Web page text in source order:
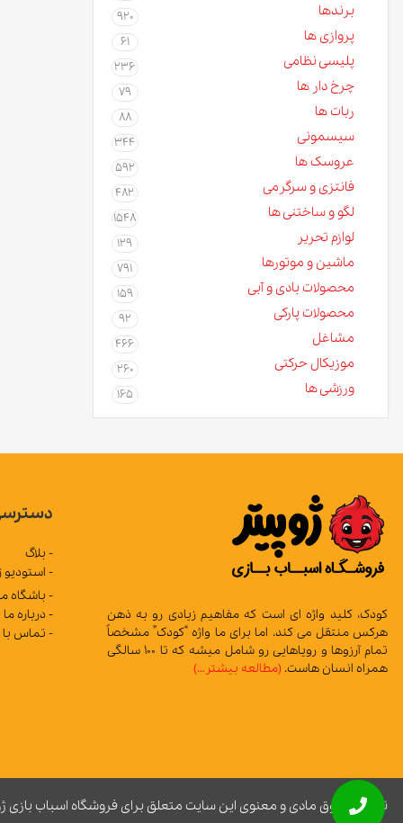
برندها 920
پروازی ها 61
پلیسی نظامی 236
چرخ دار ها 79
ربات ها 88
سیسمونی 344
عروسک ها 592
فانتزی و سرگرمی 482
لگو و ساختنی ها 1548
لوازم تحریر 129
ماشین و موتورها 791
محصولات بادی و آبی 159
محصولات پارکی 92
مشاغل 466
موزیکال حرکتی 260
ورزشی ها 165
کودک، کلید واژه ای است که مفاهیم زیادی رو به ذهن
هرکس منتقل می کند. اما برای ما واژه “کودک” مشخصاً
تمام آرزوها و رویاهایی رو شامل میشه که تا 100 سالگی
همراه انسان هاست. (مطالعه بیشتر…)
- بلاگ
- استودیو
- باشگاه
- درباره ما
- تماس با
تمامی حقوق مادی و معنوی این سایت متعلق برای فروشگاه اسباب بازی